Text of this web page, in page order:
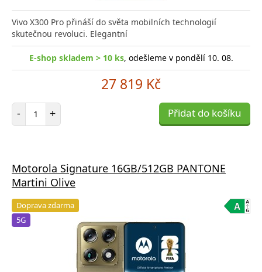
Vivo X300 Pro přináší do světa mobilních technologií
skutečnou revoluci. Elegantní
E-shop skladem > 10 ks, odešleme v pondělí 10. 08.
27 819 Kč
- Počet položek
+ Přidat do košíku
Motorola Signature 16GB/512GB PANTONE
Martini Olive
Doprava zdarma
5G